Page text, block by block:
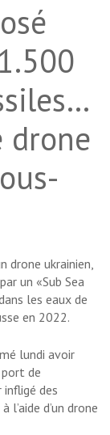
drone
drone ukrainien,
un «Sub Sea
les eaux de
en 2022.
lundi avoir
de
des
l’aide d’un drone